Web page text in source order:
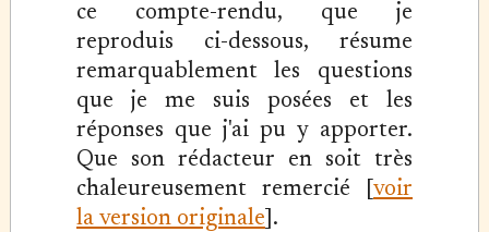
ce compte-rendu, que je
reproduis ci-dessous, résume
remarquablement les questions
que je me suis posées et les
réponses que j'ai pu y apporter.
Que son rédacteur en soit très
chaleureusement remercié [voir
la version originale ].